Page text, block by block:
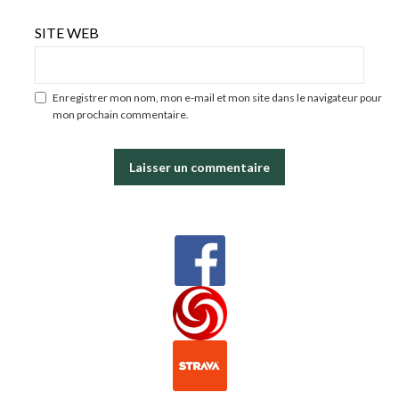
SITE WEB
Enregistrer mon nom, mon e-mail et mon site dans le navigateur pour
mon prochain commentaire.